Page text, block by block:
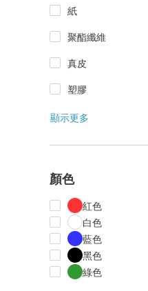
紙
聚酯纖維
真皮
塑膠
顯示更多
顏色
紅色
白色
藍色
黑色
綠色